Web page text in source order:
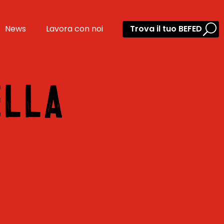
News Lavora con noi Trova il tuo BEFED